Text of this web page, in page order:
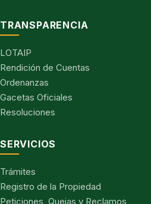
TRANSPARENCIA
LOTAIP
Rendición de Cuentas
Ordenanzas
Gacetas Oficiales
Resoluciones
SERVICIOS
Trámites
Registro de la Propiedad
Peticiones, Quejas y Reclamos